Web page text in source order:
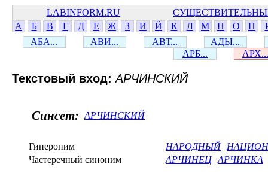
LABINFORM.RU
А
Б В Г Д Е Ж З И Й К Л М Н О П
АБА...
АВИ... АВТ...
АДЫ...
АРБ...
АРХ...
Текстовый вход:АРЧИНСКИЙ
Синсет: АРЧИНСКИЙ
Гипероним НАРОДНЫЙ
Частеречный синоним
АРЧИНЕЦ АРЧИНКА